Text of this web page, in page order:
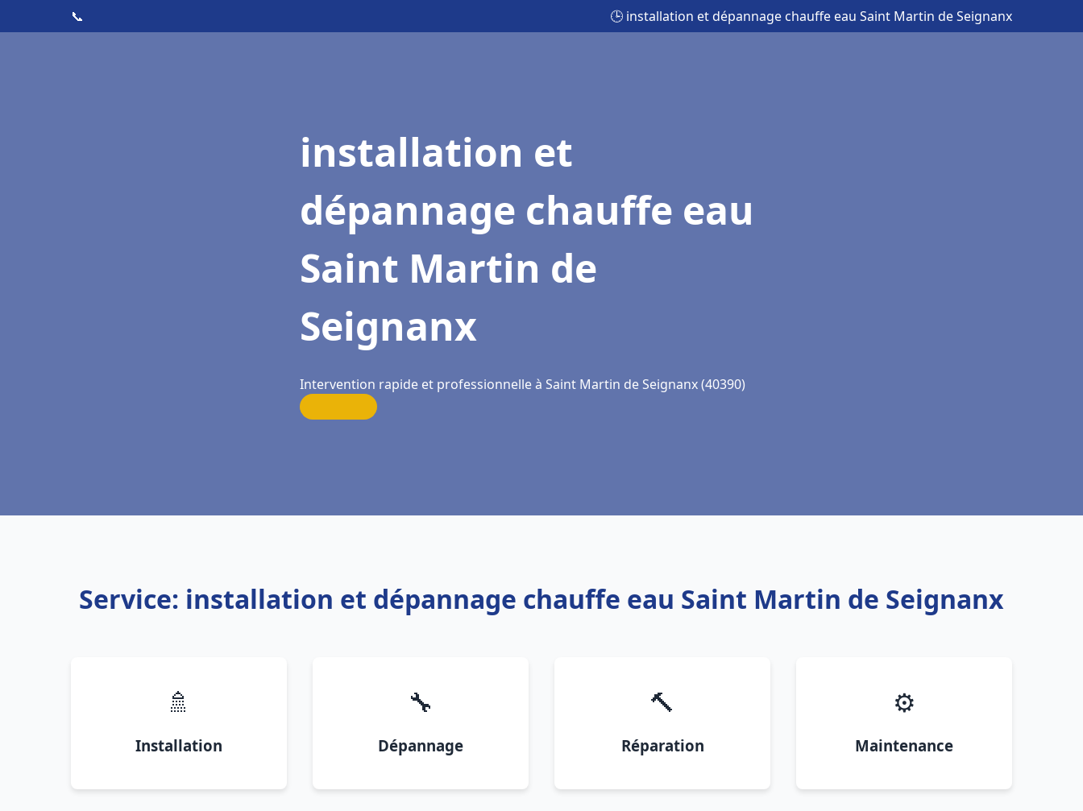
📞 🕒 installation et dépannage chauffe eau Saint Martin de Seignanx
installation et
dépannage chauffe eau
Saint Martin de
Seignanx
Intervention rapide et professionnelle à Saint Martin de Seignanx (40390)
Service: installation et dépannage chauffe eau Saint Martin de Seignanx
🚿
Installation
🔧
Dépannage
🔨
Réparation
⚙️
Maintenance